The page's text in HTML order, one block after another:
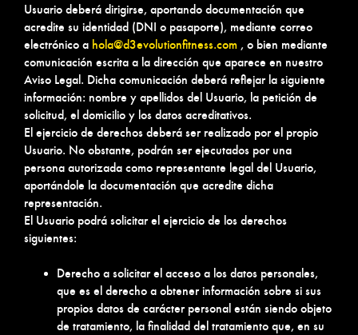
Usuario deberá dirigirse, aportando documentación que
acredite su identidad (DNI o pasaporte), mediante correo
electrónico a hola@d3evolutionfitness.com , o bien mediante
comunicación escrita a la dirección que aparece en nuestro
Aviso Legal. Dicha comunicación deberá reflejar la siguiente
información: nombre y apellidos del Usuario, la petición de
solicitud, el domicilio y los datos acreditativos.
El ejercicio de derechos deberá ser realizado por el propio
Usuario. No obstante, podrán ser ejecutados por una
persona autorizada como representante legal del Usuario,
aportándole la documentación que acredite dicha
representación.
El Usuario podrá solicitar el ejercicio de los derechos
siguientes:
Derecho a solicitar el acceso a los datos personales,
que es el derecho a obtener información sobre si sus
propios datos de carácter personal están siendo objeto
de tratamiento, la finalidad del tratamiento que, en su